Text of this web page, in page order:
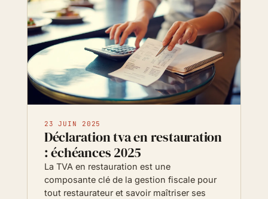
23 JUIN 2025
Déclaration tva en restauration
: échéances 2025
La TVA en restauration est une
composante clé de la gestion fiscale pour
tout restaurateur et savoir maîtriser ses